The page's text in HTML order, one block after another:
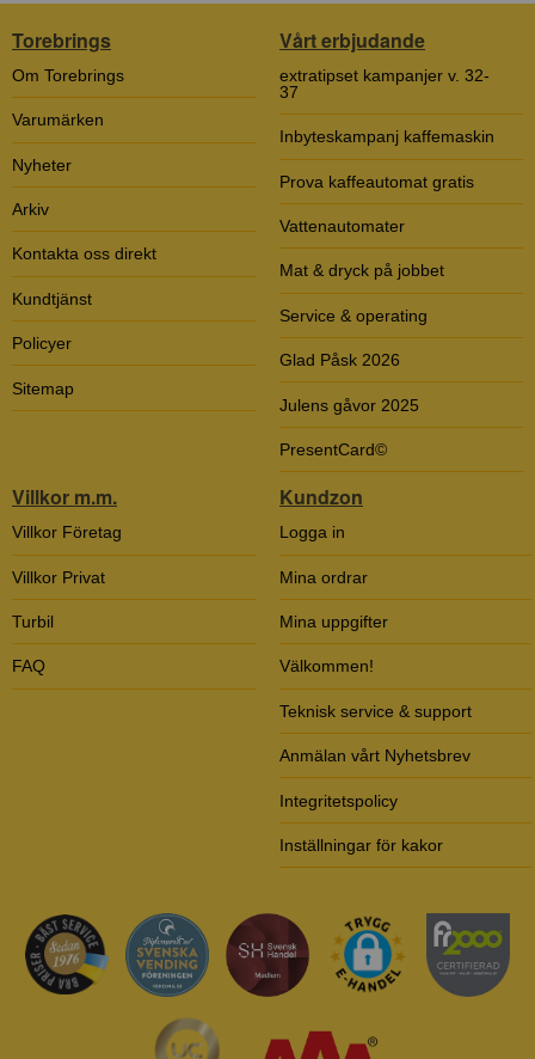
Torebrings
Om Torebrings
Varumärken
Nyheter
Arkiv
Kontakta oss direkt
Kundtjänst
Policyer
Sitemap
Vårt erbjudande
extratipset kampanjer v. 32-
37
Inbyteskampanj kaffemaskin
Prova kaffeautomat gratis
Vattenautomater
Mat & dryck på jobbet
Service & operating
Glad Påsk 2026
Julens gåvor 2025
PresentCard©
Villkor m.m.
Villkor Företag
Villkor Privat
Turbil
FAQ
Kundzon
Logga in
Mina ordrar
Mina uppgifter
Välkommen!
Teknisk service & support
Anmälan vårt Nyhetsbrev
Integritetspolicy
Inställningar för kakor